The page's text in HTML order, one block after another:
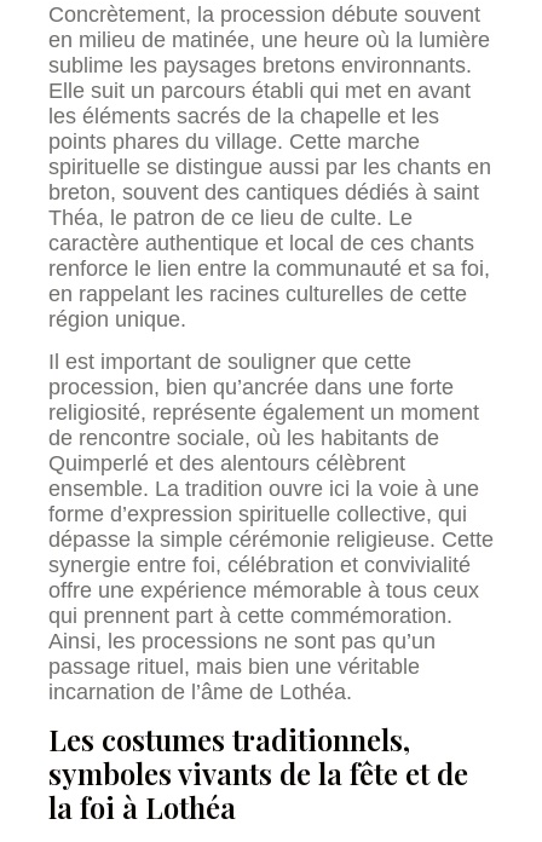
Concrètement, la procession débute souvent
en milieu de matinée, une heure où la lumière
sublime les paysages bretons environnants.
Elle suit un parcours établi qui met en avant
les éléments sacrés de la chapelle et les
points phares du village. Cette marche
spirituelle se distingue aussi par les chants en
breton, souvent des cantiques dédiés à saint
Théa, le patron de ce lieu de culte. Le
caractère authentique et local de ces chants
renforce le lien entre la communauté et sa foi,
en rappelant les racines culturelles de cette
région unique.
Il est important de souligner que cette
procession, bien qu’ancrée dans une forte
religiosité, représente également un moment
de rencontre sociale, où les habitants de
Quimperlé et des alentours célèbrent
ensemble. La tradition ouvre ici la voie à une
forme d’expression spirituelle collective, qui
dépasse la simple cérémonie religieuse. Cette
synergie entre foi, célébration et convivialité
offre une expérience mémorable à tous ceux
qui prennent part à cette commémoration.
Ainsi, les processions ne sont pas qu’un
passage rituel, mais bien une véritable
incarnation de l’âme de Lothéa.
Les costumes traditionnels,
symboles vivants de la fête et de
la foi à Lothéa